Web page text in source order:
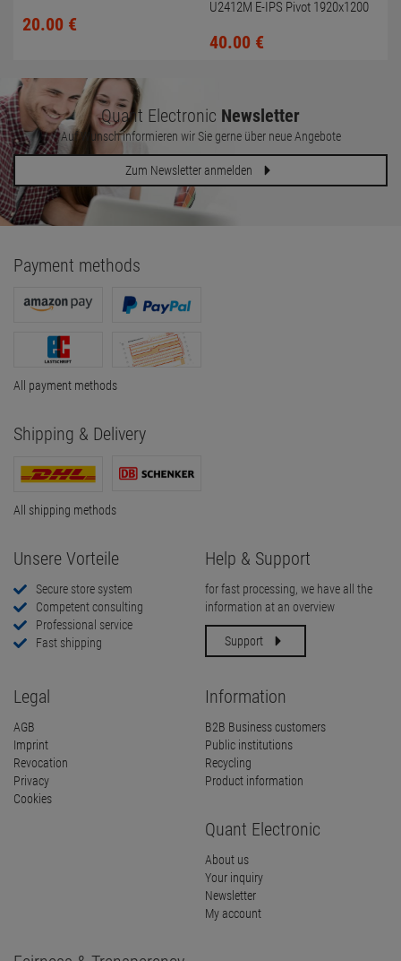
20.00 €
U2412M E-IPS Pivot 1920x1200
40.00 €
Quant Electronic Newsletter
Auf Wunsch informieren wir Sie gerne über neue Angebote
Zum Newsletter anmelden
Payment methods
All payment methods
Shipping & Delivery
All shipping methods
Unsere Vorteile
Secure store system
Competent consulting
Professional service
Fast shipping
Help & Support
for fast processing, we have all the
information at an overview
Support
Legal
AGB
Imprint
Revocation
Privacy
Cookies
Information
B2B Business customers
Public institutions
Recycling
Product information
Quant Electronic
About us
Your inquiry
Newsletter
My account